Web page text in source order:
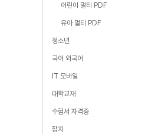
어린이 멀티 PDF
유아 멀티 PDF
청소년
국어 외국어
IT 모바일
대학교재
수험서 자격증
잡지